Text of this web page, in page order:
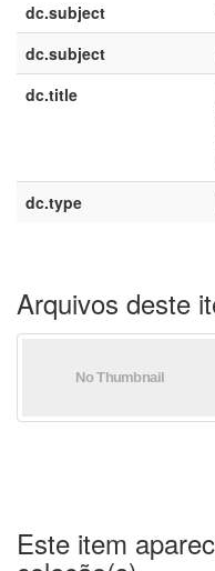
dc.subject
dc.subject
dc.title
dc.type
Arquivos deste
Este item